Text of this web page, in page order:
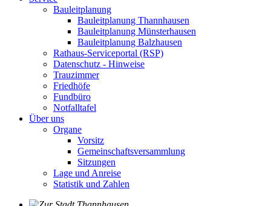
Bauleitplanung
Bauleitplanung Thannhausen
Bauleitplanung Münsterhausen
Bauleitplanung Balzhausen
Rathaus-Serviceportal (RSP)
Datenschutz - Hinweise
Trauzimmer
Friedhöfe
Fundbüro
Notfalltafel
Über uns
Organe
Vorsitz
Gemeinschaftsversammlung
Sitzungen
Lage und Anreise
Statistik und Zahlen